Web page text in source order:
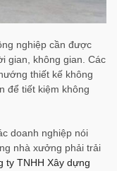
nghiệp cần được
gian, không gian. Các
thiết kế không
để tiết kiệm không
doanh nghiệp nói
nhà xưởng phải trải
ty TNHH Xây dựng